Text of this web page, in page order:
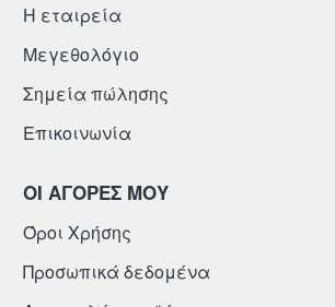
Η εταιρεία
Μεγεθολόγιο
Σημεία πώλησης
Επικοινωνία
ΟΙ ΑΓΟΡΕΣ ΜΟΥ
Όροι Χρήσης
Προσωπικά δεδομένα